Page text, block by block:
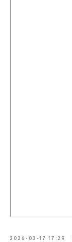
2026-03-17 17:29